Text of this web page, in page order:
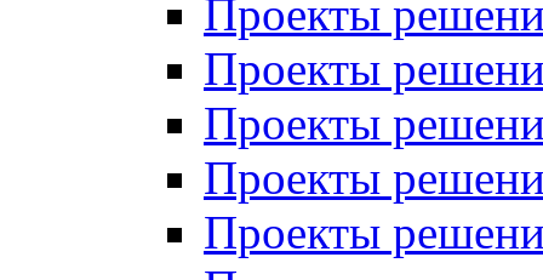
Проекты
Проекты
Проекты
Проекты
Проекты